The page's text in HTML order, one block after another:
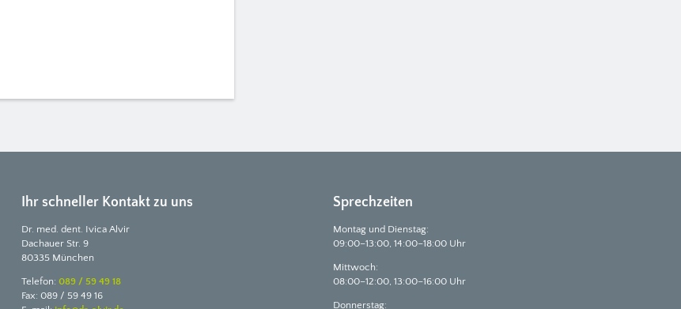
Ihr schneller Kontakt zu uns
Dr. med. dent. Ivica Alvir
Dachauer Str. 9
80335 München
Telefon:089 / 59 49 18
Fax: 089 / 59 49 16
Sprechzeiten
Montag und Dienstag:
09:00–13:00, 14:00–18:00 Uhr
Mittwoch:
08:00–12:00, 13:00–16:00 Uhr
Donnerstag: